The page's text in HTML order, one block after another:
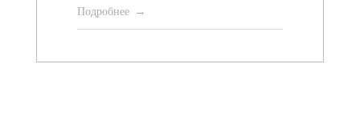
Подробнее